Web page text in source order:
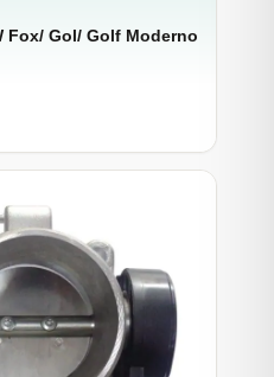
Fox/ Gol/ Golf Moderno